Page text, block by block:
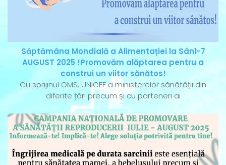
Săptămâna Mondială a Alimentației la Sân1-7
AUGUST 2025 !Promovăm alăptarea pentru a
construi un viitor sănătos!
Cu sprijinul OMS, UNICEF a ministerelor sănătății din
diferite țări precum și cu parteneri ai